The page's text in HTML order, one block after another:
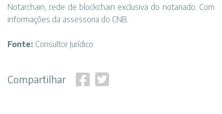
Notarchain, rede de blockchain exclusiva do notariado. Com
informações da assessoria do CNB.
Fonte: Consultor Jurídico
Compartilhar